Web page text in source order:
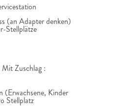
(an Adapter denken)
Stellplätze
Zuschlag :
(Erwachsene, Kinder
Stellplatz